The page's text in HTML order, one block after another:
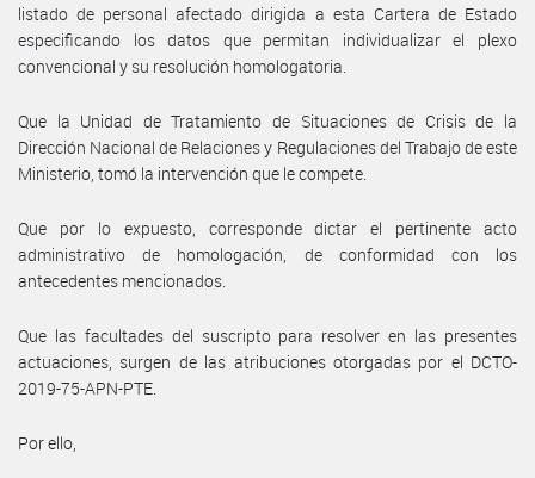
listado de personal afectado dirigida a esta Cartera de Estado
especificando los datos que permitan individualizar el plexo
convencional y su resolución homologatoria.
Que la Unidad de Tratamiento de Situaciones de Crisis de la
Dirección Nacional de Relaciones y Regulaciones del Trabajo de este
Ministerio, tomó la intervención que le compete.
Que por lo expuesto, corresponde dictar el pertinente acto
administrativo de homologación, de conformidad con los
antecedentes mencionados.
Que las facultades del suscripto para resolver en las presentes
actuaciones, surgen de las atribuciones otorgadas por el DCTO-
2019-75-APN-PTE.
Por ello,